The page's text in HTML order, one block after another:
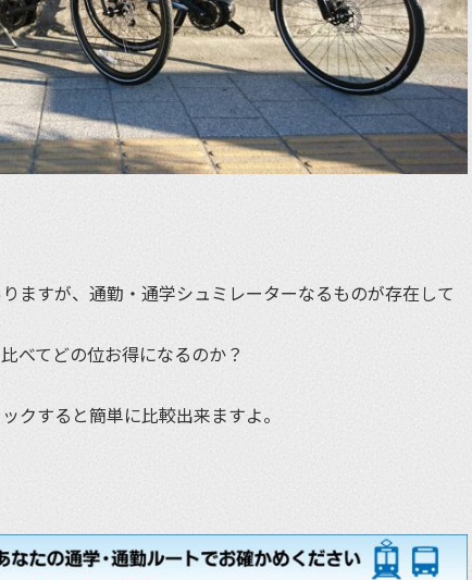
ますが、通勤・通学シュミレーターなるものが存在して
べてどの位お得になるのか？
クすると簡単に比較出来ますよ。